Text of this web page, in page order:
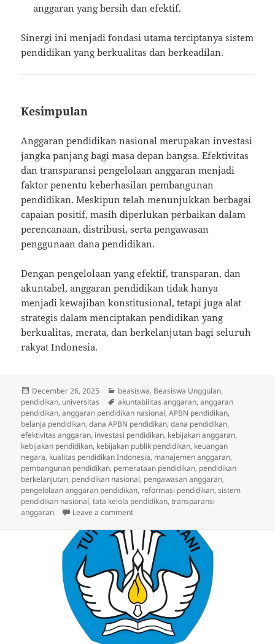
anggaran yang bersih dan efektif.
Sinergi ini menjadi fondasi utama terciptanya sistem
pendidikan yang berkualitas dan berkeadilan.
Kesimpulan
Anggaran pendidikan nasional merupakan investasi
jangka panjang bagi masa depan bangsa. Efektivitas
dan transparansi pengelolaan anggaran menjadi
faktor penentu keberhasilan pembangunan
pendidikan. Meskipun telah menunjukkan berbagai
capaian positif, masih diperlukan perbaikan dalam
perencanaan, distribusi, serta pengawasan
penggunaan dana pendidikan.
Dengan pengelolaan yang efektif, transparan, dan
akuntabel, anggaran pendidikan tidak hanya
menjadi kewajiban konstitusional, tetapi juga alat
strategis dalam menciptakan pendidikan yang
berkualitas, merata, dan berkelanjutan bagi seluruh
rakyat Indonesia.
Posted
on
December 26, 2025 Categories
beasiswa, Beasiswa Unggulan,
pendidikan, universitas Tags
akuntabilitas anggaran,anggaran
pendidikan,anggaran pendidikan nasional,APBN pendidikan,
belanja pendidikan,dana APBN pendidikan,dana pendidikan,
efektivitas anggaran, investasi pendidikan, kebijakan anggaran,
kebijakan pendidikan, kebijakan publik pendidikan, keuangan
negara, kualitas pendidikan Indonesia, manajemen anggaran,
pembangunan pendidikan, pemerataan pendidikan, pendidikan
berkelanjutan, pendidikan nasional, pengawasan anggaran,
pengelolaan anggaran pendidikan, reformasi pendidikan,sistem
pendidikan nasional,tata kelola pendidikan,transparansi
anggaran
Leave a commenton Anggaran Pendidikan Nasional: